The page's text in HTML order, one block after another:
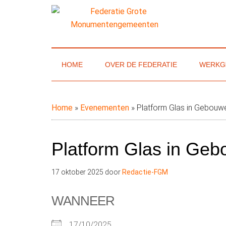
Federatie
Grote
van
Monumentengemeenten
HOME OVER DE FEDERATIE
Home » Evenementen » Platform Glas in
Platform Glas in
17 oktober 2025 door Redactie-FGM
WANNEER